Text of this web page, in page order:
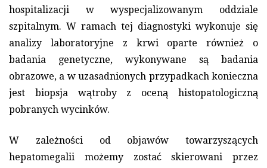
hospitalizacji w wyspecjalizowanym oddziale
szpitalnym. W ramach tej diagnostyki wykonuje się
analizy laboratoryjne z krwi oparte również o
badania genetyczne, wykonywane są badania
obrazowe, a w uzasadnionych przypadkach konieczna
jest biopsja wątroby z oceną histopatologiczną
pobranych wycinków.
W zależności od objawów towarzyszących
hepatomegalii możemy zostać skierowani przez